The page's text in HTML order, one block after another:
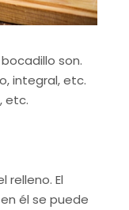
son.
integral, etc.
etc.
relleno. El
él se puede